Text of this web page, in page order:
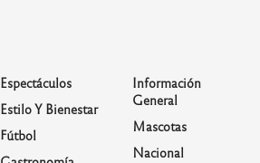
Espectáculos
Estilo Y Bienestar
Fútbol
Información
General
Mascotas
Nacional